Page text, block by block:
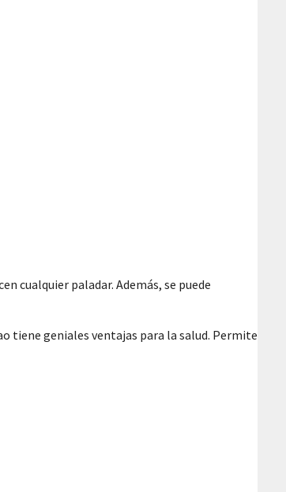
cualquier paladar. Además, se puede
tiene geniales ventajas para la salud. Permite